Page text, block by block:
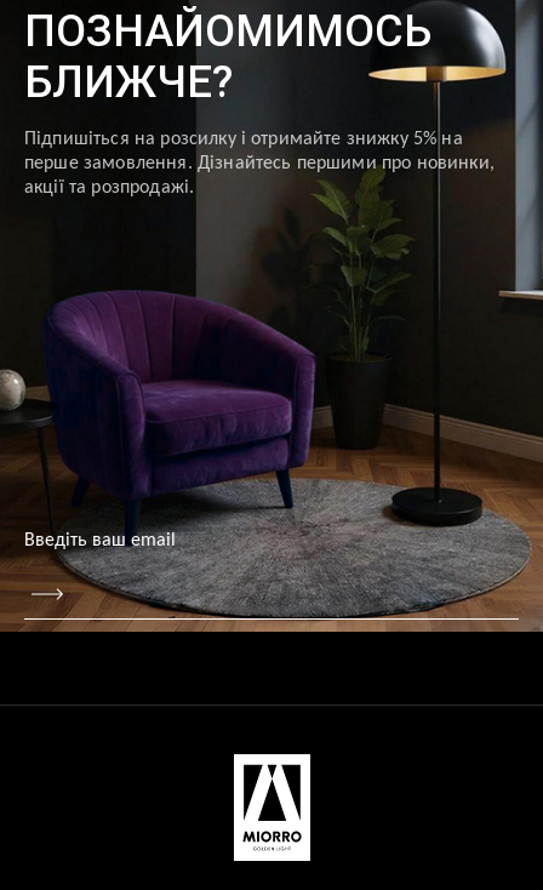
ПОЗНАЙОМИМОСЬ
БЛИЖЧЕ?
Підпишіться на розсилку і отримайте знижку 5% на
перше замовлення. Дізнайтесь першими про новинки,
акції та розпродажі.